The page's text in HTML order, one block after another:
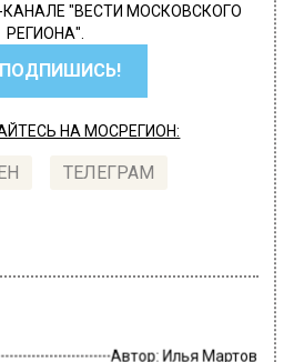
"ВЕСТИ МОСКОВСКОГО
РЕГИОНА".
НА МОСРЕГИОН:
ТЕЛЕГРАМ
Автор:Илья Мартов